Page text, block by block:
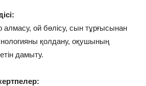
алмасу, ой бөлісу, сын тұрғысынан
қолдану, оқушының
дамыту.